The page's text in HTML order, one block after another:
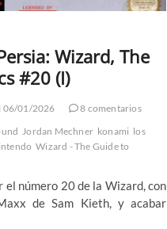
Wizard, The
#20 (I)
06/01/2026
8 comentarios
Jordan Mechner konami los
Wizard - The Guide to
el número 20 de la Wizard, con
de Sam Kieth, y acabar